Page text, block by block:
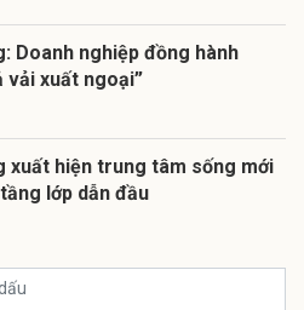
Doanh nghiệp đồng hành
vải xuất ngoại”
xuất hiện trung tâm sống mới
lớp dẫn đầu